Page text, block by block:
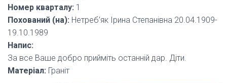
Номер кварталу: 1
Похований (на): Нетреб’як Ірина Степанівна 20.04.1909-
19.10.1989
Напис:
За все Ваше добро прийміть останній дар. Діти.
Матеріал: Граніт